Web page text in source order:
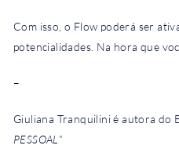
Com isso, o Flow poderá ser
potencialidades. Na hora que
–
Giuliana Tranquilini é autora do
PESSOAL “